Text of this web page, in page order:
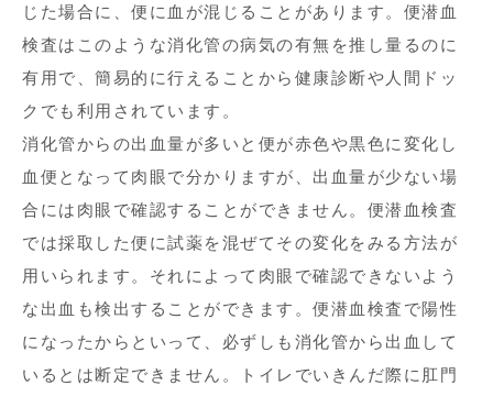
じた場合に、便に血が混じることがあります。便潜血
検査はこのような消化管の病気の有無を推し量るのに
有用で、簡易的に行えることから健康診断や人間ドッ
クでも利用されています。
消化管からの出血量が多いと便が赤色や黒色に変化し
血便となって肉眼で分かりますが、出血量が少ない場
合には肉眼で確認することができません。便潜血検査
では採取した便に試薬を混ぜてその変化をみる方法が
用いられます。それによって肉眼で確認できないよう
な出血も検出することができます。便潜血検査で陽性
になったからといって、必ずしも消化管から出血して
いるとは断定できません。トイレでいきんだ際に肛門